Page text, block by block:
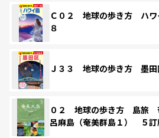
Ｃ０２ 地球の歩き方 ハワ
８
Ｊ３３ 地球の歩き方 墨田
０２ 地球の歩き方 島旅
呂麻島（奄美群島１） ５訂